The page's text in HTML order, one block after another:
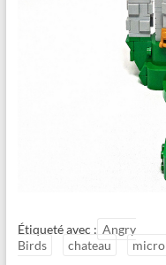
Étiqueté avec : Angry
Birds
chateau micro